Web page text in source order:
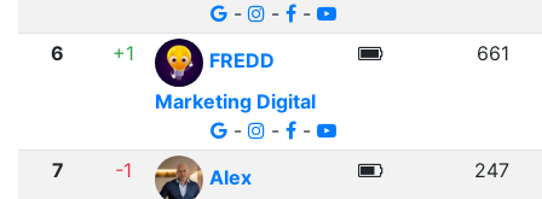
-
- -
6 +1
FREDD
Marketing Digital
-
- -
661
7 -1 Alex 247